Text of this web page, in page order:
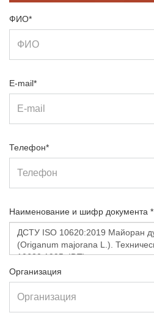
ФИО*
E-mail*
Телефон*
Наименование и шифр документа *
Организация